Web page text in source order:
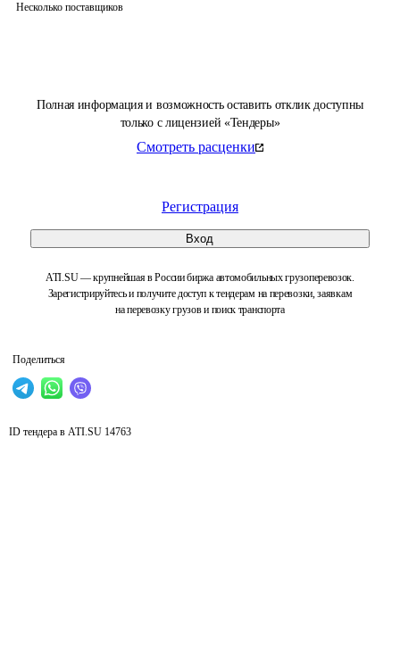
Полная информация и возможность оставить отклик доступны
только с лицензией «Тендеры»
Смотреть расценки
Регистрация
Вход
ATI.SU — крупнейшая в России биржа автомобильных грузоперевозок.
Зарегистрируйтесь и получите доступ к тендерам на перевозки, заявкам
на перевозку грузов и поиск транспорта
Поделиться
Несколько поставщиков
ID тендера в ATI.SU 14763